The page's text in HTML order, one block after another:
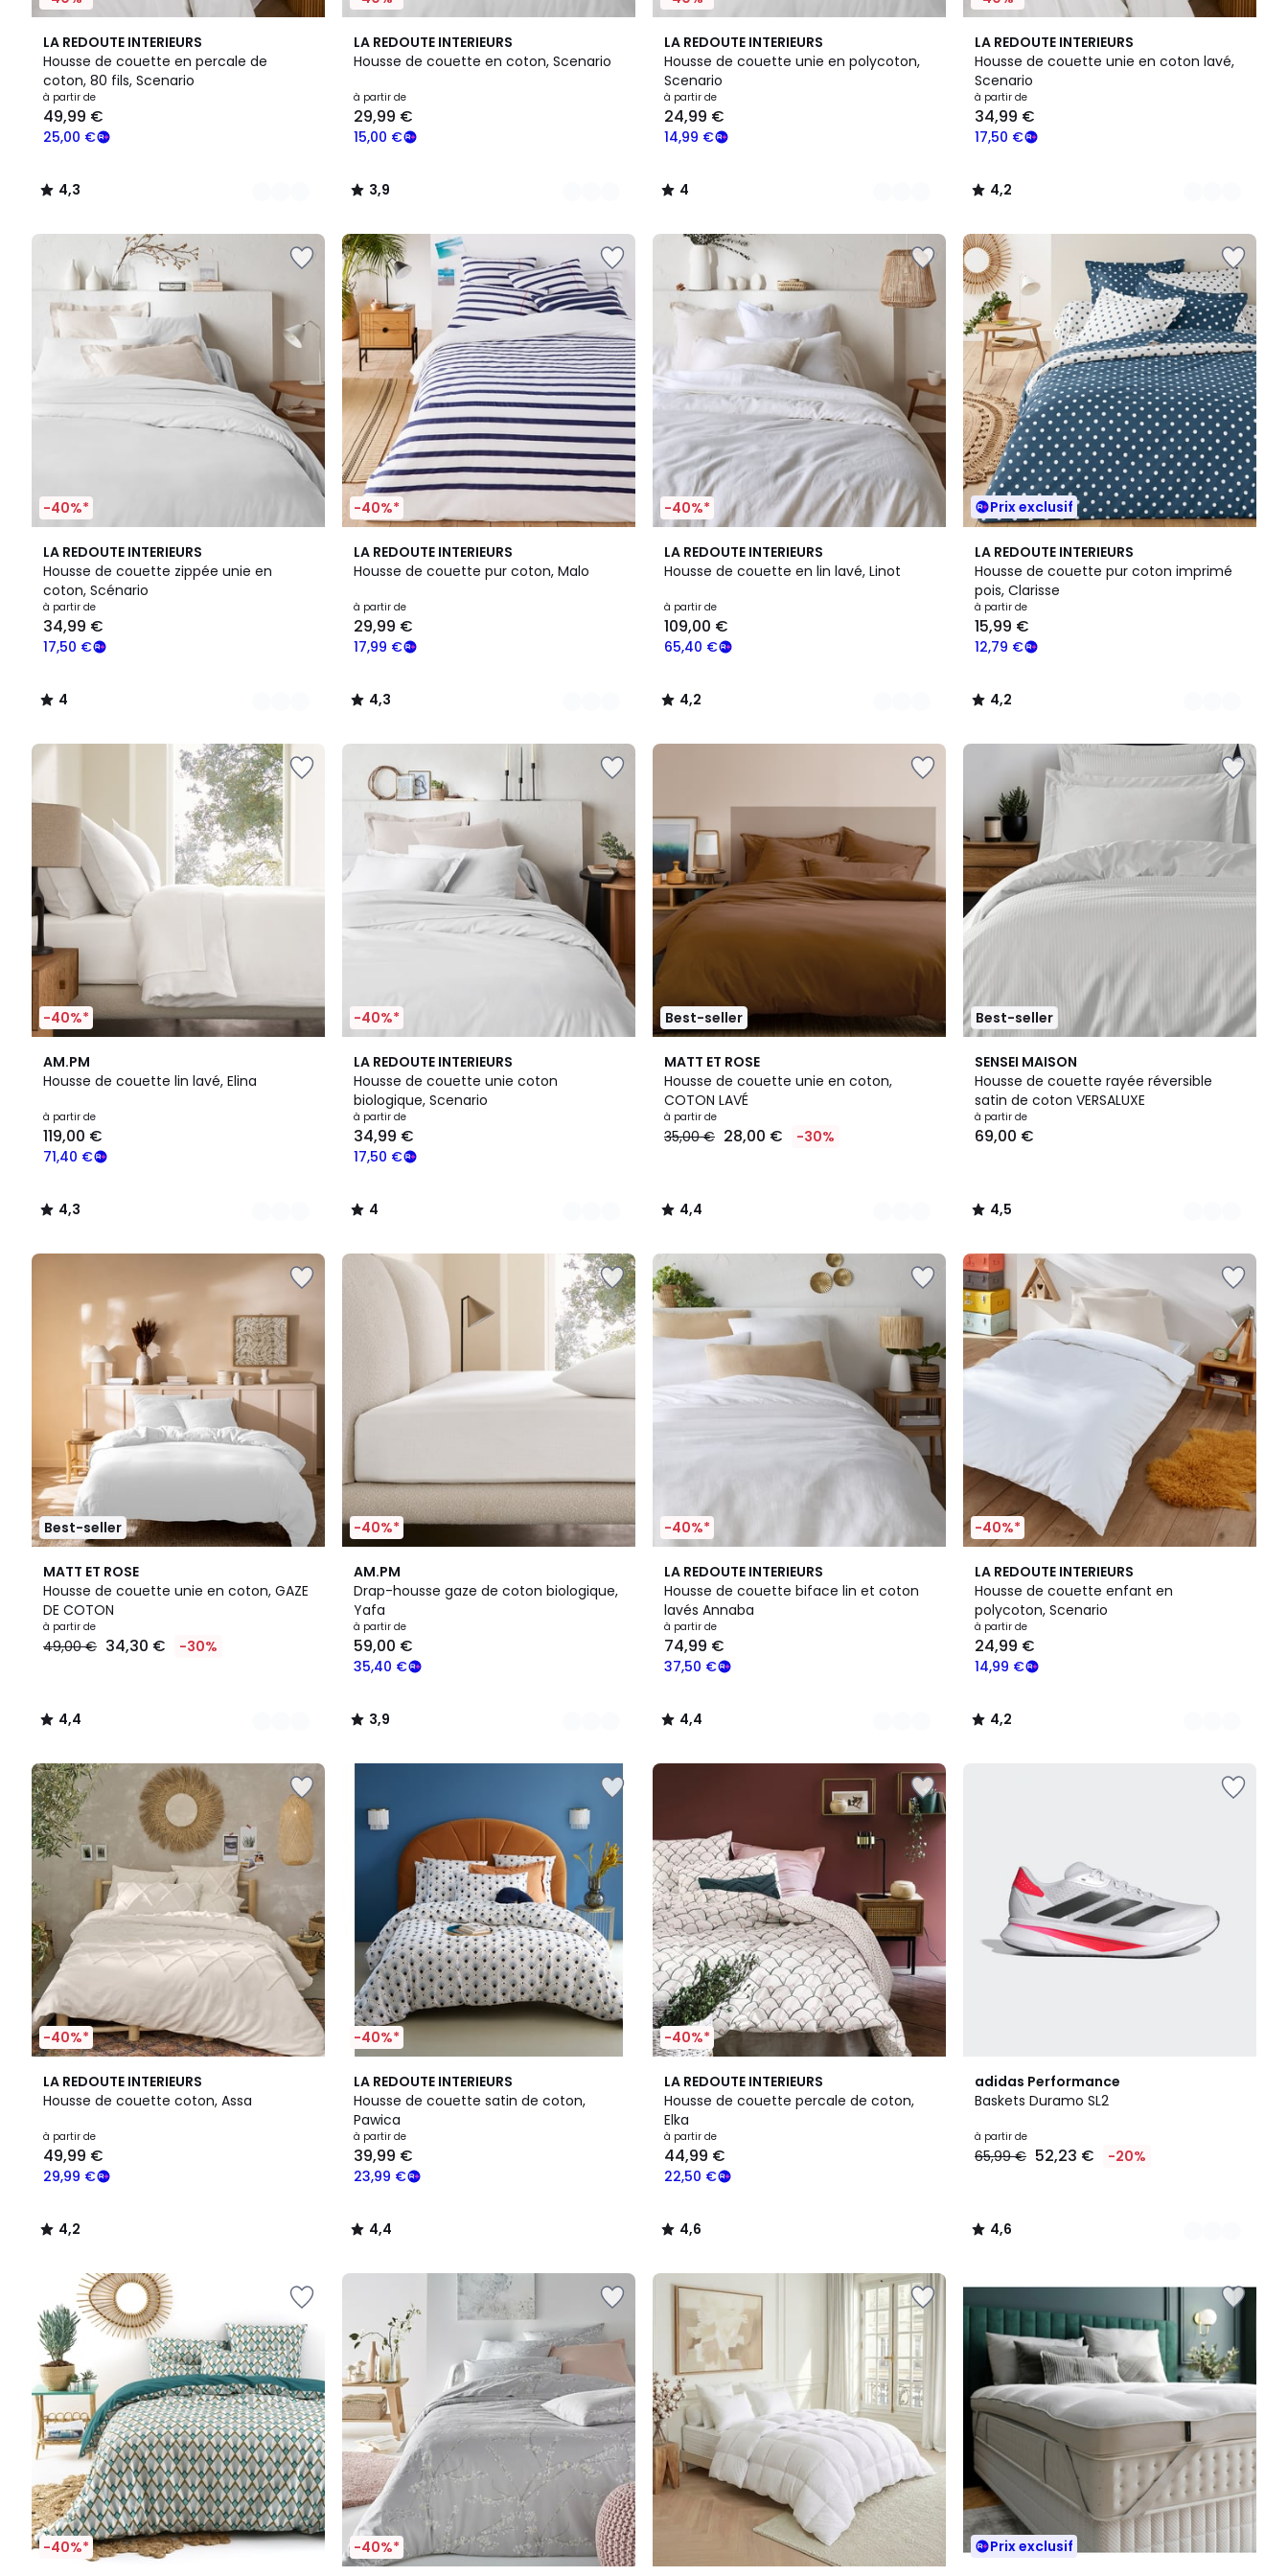
LA REDOUTE INTERIEURS
Housse de couette en percale de
coton, 80 fils, Scenario
Prix
à
partir
€
à
programme
pour
payer
à partir de
25,00 €
49,99 €
4,3
/ 5
21
Couleurs
4,3
/
LA REDOUTE INTERIEURS
Housse de couette en coton, Scenario
à partir de
15,00 €
29,99 €
3,9
/ 5
22
Couleurs
3,9
/
LA REDOUTE INTERIEURS
Housse de couette unie en polycoton,
Scenario
à partir de
14,99 €
24,99 €
4
/
5
16
Couleurs
4
/
LA REDOUTE INTERIEURS
Housse de couette unie en coton lavé,
Scenario
à partir de
17,50 €
34,99 €
4,2
/ 5
18
Couleurs
4,2
/
-40%*
LA REDOUTE INTERIEURS
Housse de couette zippée unie en
coton, Scénario
à partir de
17,50 €
34,99 €
4
/
5
22
Couleurs
4
/
-40%*
LA REDOUTE INTERIEURS
Housse de couette pur coton, Malo
à partir de
17,99 €
29,99 €
4,3
/ 5
3
Couleurs
4,3
/
-40%*
LA REDOUTE INTERIEURS
Housse de couette en lin lavé, Linot
à partir de
65,40 €
109,00 €
4,2
/ 5
21
Couleurs
4,2
/
Prix exclusif
LA REDOUTE INTERIEURS
Housse de couette pur coton imprimé
pois, Clarisse
à partir de
12,79 €
15,99 €
4,2
/ 5
5
Couleurs
4,2
/
-40%*
AM.PM
Housse de couette lin lavé, Elina
à partir de
71,40 €
119,00 €
4,3
/ 5
25
Couleurs
4,3
/
-40%*
LA REDOUTE INTERIEURS
Housse de couette unie coton
biologique, Scenario
à partir de
17,50 €
34,99 €
4
/
5
9
Couleurs
4
/
Best-seller
MATT ET ROSE
Housse de couette unie en coton,
COTON LAVÉ
à partir de
35,00 € 28,00 € -30%
4,4
/ 5
12
Couleurs
4,4
/
Best-seller
SENSEI MAISON
Housse de couette rayée réversible
satin de coton VERSALUXE
à partir de
69,00 €
4,5
/ 5
8
Couleurs
4,5
/
Best-seller
MATT ET ROSE
Housse de couette unie en coton, GAZE
DE COTON
à partir de
49,00 € 34,30 € -30%
4,4
/ 5
11
Couleurs
4,4
/
-40%*
AM.PM
Drap-housse gaze de coton biologique,
Yafa
à partir de
35,40 €
59,00 €
3,9
/ 5
20
Couleurs
3,9
/
-40%*
LA REDOUTE INTERIEURS
Housse de couette biface lin et coton
lavés Annaba
à partir de
37,50 €
74,99 €
4,4
/ 5
8
Couleurs
4,4
/
-40%*
LA REDOUTE INTERIEURS
Housse de couette enfant en
polycoton, Scenario
à partir de
14,99 €
24,99 €
4,2
/ 5
15
Couleurs
4,2
/
-40%*
LA REDOUTE INTERIEURS
Housse de couette coton, Assa
à partir de
29,99 €
49,99 €
4,2
/ 5
4,2
/
-40%*
LA REDOUTE INTERIEURS
Housse de couette satin de coton,
Pawica
à partir de
23,99 €
39,99 €
4,4
/ 5
4,4
/
-40%*
LA REDOUTE INTERIEURS
Housse de couette percale de coton,
Elka
à partir de
22,50 €
44,99 €
4,6
/ 5
4,6
/
adidas Performance
Baskets Duramo SL2
à partir de
65,99 € 52,23 € -20%
4,6
/ 5
14
Couleurs
4,6
/
-40%* -40%* Prix exclusif